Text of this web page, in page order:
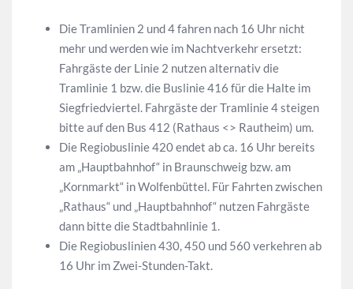
Die Tramlinien 2 und 4 fahren nach 16 Uhr nicht
mehr und werden wie im Nachtverkehr ersetzt:
Fahrgäste der Linie 2 nutzen alternativ die
Tramlinie 1 bzw. die Buslinie 416 für die Halte im
Siegfriedviertel. Fahrgäste der Tramlinie 4 steigen
bitte auf den Bus 412 (Rathaus <> Rautheim) um.
Die Regiobuslinie 420 endet ab ca. 16 Uhr bereits
am „Hauptbahnhof“ in Braunschweig bzw. am
„Kornmarkt“ in Wolfenbüttel. Für Fahrten zwischen
„Rathaus“ und „Hauptbahnhof“ nutzen Fahrgäste
dann bitte die Stadtbahnlinie 1.
Die Regiobuslinien 430, 450 und 560 verkehren ab
16 Uhr im Zwei-Stunden-Takt.